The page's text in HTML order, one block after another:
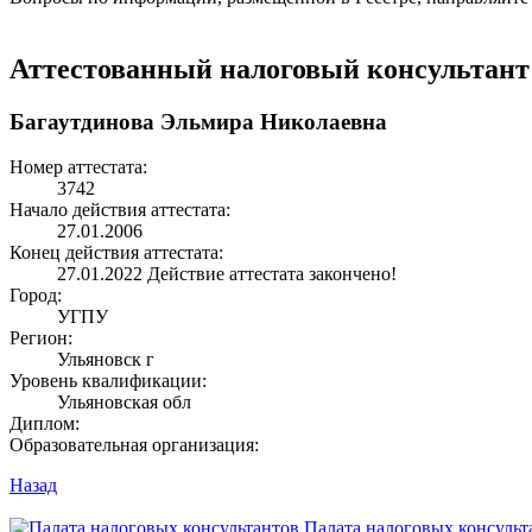
Аттестованный налоговый консультант
Багаутдинова Эльмира Николаевна
Номер аттестата:
3742
Начало действия аттестата:
27.01.2006
Конец действия аттестата:
27.01.2022 Действие аттестата закончено!
Город:
УГПУ
Регион:
Ульяновск г
Уровень квалификации:
Ульяновская обл
Диплом:
Образовательная организация:
Назад